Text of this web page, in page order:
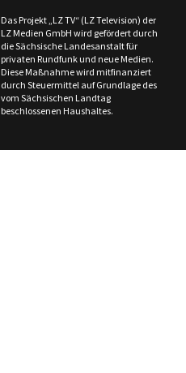
Das Projekt „LZ TV“ (LZ Television) der
LZ Medien GmbH wird gefördert durch
die Sächsische Landesanstalt für
privaten Rundfunk und neue Medien.
Diese Maßnahme wird mitfinanziert
durch Steuermittel auf Grundlage des
vom Sächsischen Landtag
beschlossenen Haushaltes.